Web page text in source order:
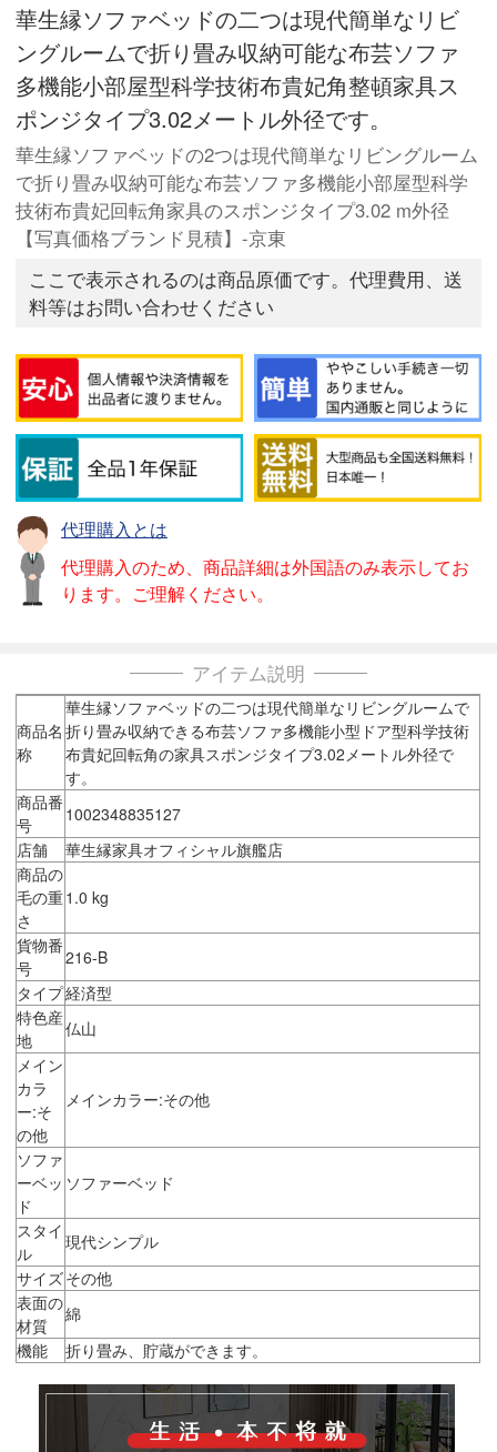
華生縁ソファベッドの二つは現代簡単なリビ
ングルームで折り畳み収納可能な布芸ソファ
多機能小部屋型科学技術布貴妃角整頓家具ス
ポンジタイプ3.02メートル外径です。
華生縁ソファベッドの2つは現代簡単なリビングルーム
で折り畳み収納可能な布芸ソファ多機能小部屋型科学
技術布貴妃回転角家具のスポンジタイプ3.02 m外径
【写真価格ブランド見積】-京東
ここで表示されるのは商品原価です。代理費用、送
料等はお問い合わせください
代理購入とは
代理購入のため、商品詳細は外国語のみ表示してお
ります。ご理解ください。
アイテム説明
商品名
称
華生縁ソファベッドの二つは現代簡単なリビングルームで
折り畳み収納できる布芸ソファ多機能小型ドア型科学技術
布貴妃回転角の家具スポンジタイプ3.02メートル外径で
す。
商品番
号
1002348835127
店舗
華生縁家具オフィシャル旗艦店
商品の
毛の重
さ
1.0 kg
貨物番
号
216-B
タイプ経済型
特色産
地
仏山
メイン
カラ
ー:そ
の他
メインカラー:その他
ソファ
ーベッ
ド
ソファーベッド
スタイ
ル
現代シンプル
サイズその他
表面の
材質
綿
機能
折り畳み、貯蔵ができます。